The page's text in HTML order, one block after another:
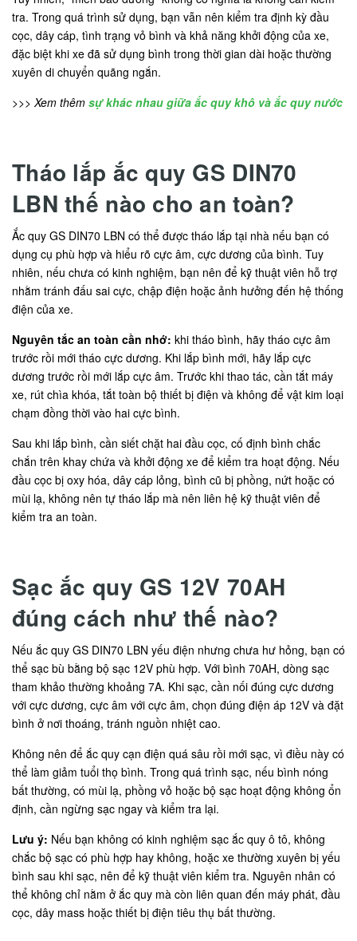
tra. Trong quá trình sử dụng, bạn vẫn nên kiểm tra định kỳ đầu
cọc, dây cáp, tình trạng vỏ bình và khả năng khởi động của xe,
đặc biệt khi xe đã sử dụng bình trong thời gian dài hoặc thường
xuyên di chuyển quãng ngắn.
>>> Xem thêm sự khác nhau giữa ắc quy khô và ắc quy nước
Tháo lắp ắc quy GS DIN70
LBN thế nào cho an toàn?
Ắc quy GS DIN70 LBN có thể được tháo lắp tại nhà nếu bạn có
dụng cụ phù hợp và hiểu rõ cực âm, cực dương của bình. Tuy
nhiên, nếu chưa có kinh nghiệm, bạn nên để kỹ thuật viên hỗ trợ
nhằm tránh đấu sai cực, chập điện hoặc ảnh hưởng đến hệ thống
điện của xe.
Nguyên tắc an toàn cần nhớ: khi tháo bình, hãy tháo cực âm
trước rồi mới tháo cực dương. Khi lắp bình mới, hãy lắp cực
dương trước rồi mới lắp cực âm. Trước khi thao tác, cần tắt máy
xe, rút chìa khóa, tắt toàn bộ thiết bị điện và không để vật kim loại
chạm đồng thời vào hai cực bình.
Sau khi lắp bình, cần siết chặt hai đầu cọc, cố định bình chắc
chắn trên khay chứa và khởi động xe để kiểm tra hoạt động. Nếu
đầu cọc bị oxy hóa, dây cáp lỏng, bình cũ bị phồng, nứt hoặc có
mùi lạ, không nên tự tháo lắp mà nên liên hệ kỹ thuật viên để
kiểm tra an toàn.
Sạc ắc quy GS 12V 70AH
đúng cách như thế nào?
Nếu ắc quy GS DIN70 LBN yếu điện nhưng chưa hư hỏng, bạn có
thể sạc bù bằng bộ sạc 12V phù hợp. Với bình 70AH, dòng sạc
tham khảo thường khoảng 7A. Khi sạc, cần nối đúng cực dương
với cực dương, cực âm với cực âm, chọn đúng điện áp 12V và đặt
bình ở nơi thoáng, tránh nguồn nhiệt cao.
Không nên để ắc quy cạn điện quá sâu rồi mới sạc, vì điều này có
thể làm giảm tuổi thọ bình. Trong quá trình sạc, nếu bình nóng
bất thường, có mùi lạ, phồng vỏ hoặc bộ sạc hoạt động không ổn
định, cần ngừng sạc ngay và kiểm tra lại.
Lưu ý: Nếu bạn không có kinh nghiệm sạc ắc quy ô tô, không
chắc bộ sạc có phù hợp hay không, hoặc xe thường xuyên bị yếu
bình sau khi sạc, nên để kỹ thuật viên kiểm tra. Nguyên nhân có
thể không chỉ nằm ở ắc quy mà còn liên quan đến máy phát, đầu
cọc, dây mass hoặc thiết bị điện tiêu thụ bất thường.